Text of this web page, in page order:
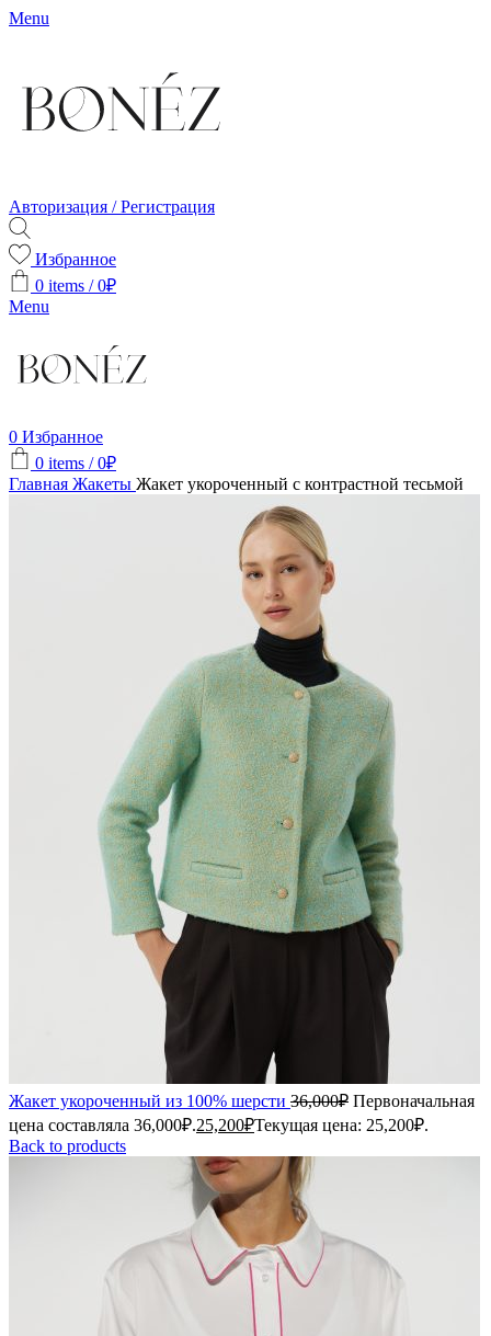
Menu
Авторизация / Регистрация
Избранное
0 items / 0₽
Menu
0 Избранное
0 items / 0₽
Главная Жакеты Жакет укороченный с контрастной тесьмой
Жакет укороченный из 100% шерсти 36,000₽ Первоначальная
цена составляла 36,000₽.25,200₽Текущая цена: 25,200₽.
Back to products